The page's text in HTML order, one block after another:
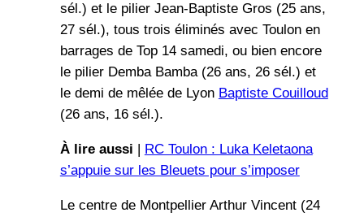
sél.) et le pilier Jean-Baptiste Gros (25 ans,
27 sél.), tous trois éliminés avec Toulon en
barrages de Top 14 samedi, ou bien encore
le pilier Demba Bamba (26 ans, 26 sél.) et
le demi de mêlée de Lyon Baptiste Couilloud
(26 ans, 16 sél.).
À lire aussi | RC Toulon : Luka Keletaona
s’appuie sur les Bleuets pour s’imposer
Le centre de Montpellier Arthur Vincent (24